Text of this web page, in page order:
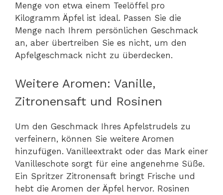
Menge von etwa einem Teelöffel pro
Kilogramm Äpfel ist ideal. Passen Sie die
Menge nach Ihrem persönlichen Geschmack
an, aber übertreiben Sie es nicht, um den
Apfelgeschmack nicht zu überdecken.
Weitere Aromen: Vanille,
Zitronensaft und Rosinen
Um den Geschmack Ihres Apfelstrudels zu
verfeinern, können Sie weitere Aromen
hinzufügen. Vanilleextrakt oder das Mark einer
Vanilleschote sorgt für eine angenehme Süße.
Ein Spritzer Zitronensaft bringt Frische und
hebt die Aromen der Äpfel hervor. Rosinen